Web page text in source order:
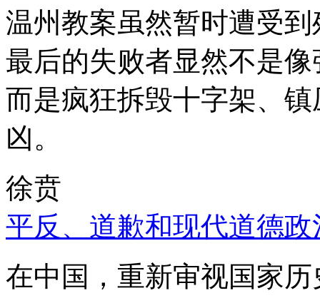
温州教案虽然暂时遭受
最后的失败者显然不是
而是疯狂拆毁十字架、
凶。
徐贲
平反、道歉和现代道德政
在中国，重新审视国家